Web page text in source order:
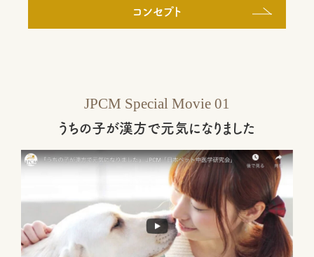
コンセプト
JPCM Special Movie 01
うちの子が漢方で元気になりました